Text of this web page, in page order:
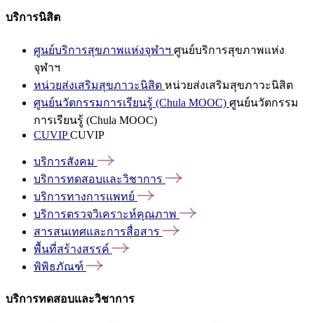
บริการนิสิต
ศูนย์บริการสุขภาพแห่งจุฬาฯ ศูนย์บริการสุขภาพแห่ง
จุฬาฯ
หน่วยส่งเสริมสุขภาวะนิสิต หน่วยส่งเสริมสุขภาวะนิสิต
ศูนย์นวัตกรรมการเรียนรู้ (Chula MOOC) ศูนย์นวัตกรรม
การเรียนรู้ (Chula MOOC)
CUVIPCUVIP
บริการสังคม
บริการทดสอบและวิชาการ
บริการทางการแพทย์
บริการตรวจวิเคราะห์คุณภาพ
สารสนเทศและการสื่อสาร
พื้นที่สร้างสรรค์
พิพิธภัณฑ์
บริการทดสอบและวิชาการ